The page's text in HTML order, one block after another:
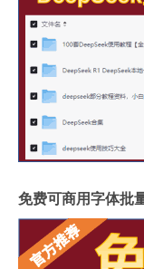
免费可商用字体批